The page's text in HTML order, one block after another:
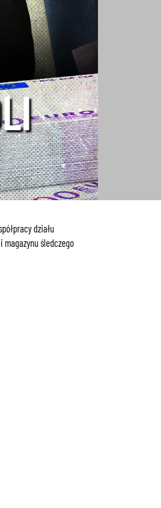
działu
magazynu śledczego